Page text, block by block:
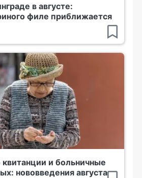
в августе:
филе приближается
и больничные
нововведения августа